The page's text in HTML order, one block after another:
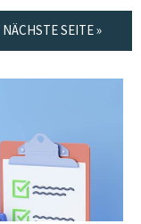
NÄCHSTE SEITE »